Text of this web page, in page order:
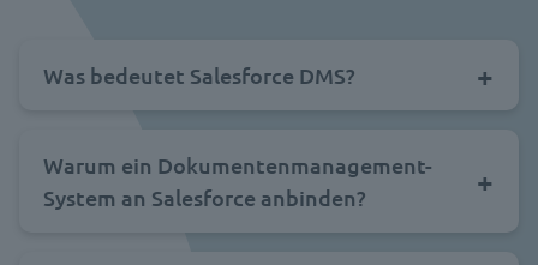
Was bedeutet Salesforce DMS?
Warum ein Dokumentenmanagement-
System an Salesforce anbinden?